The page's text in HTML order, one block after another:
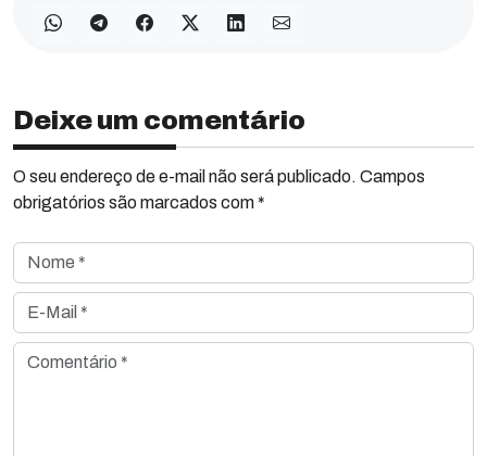
Deixe um comentário
O seu endereço de e-mail não será publicado. Campos
obrigatórios são marcados com *
Nome *
E-Mail *
Comentário *